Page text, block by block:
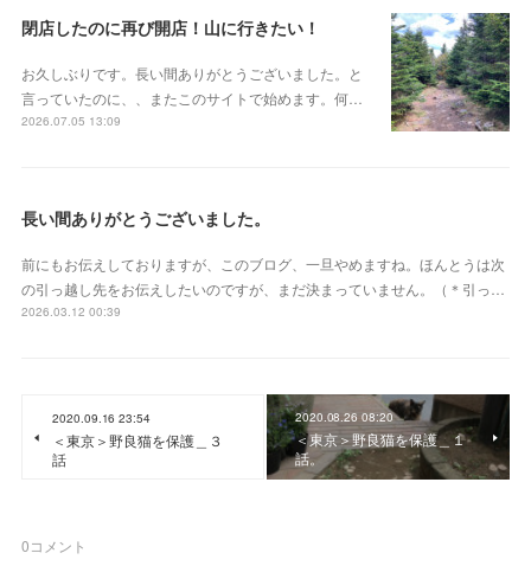
閉店したのに再び開店！山に行きたい！
お久しぶりです。長い間ありがとうございました。と
言っていたのに、、またこのサイトで始めます。何…
2026.07.05 13:09
長い間ありがとうございました。
前にもお伝えしておりますが、このブログ、一旦やめますね。ほんとうは次
の引っ越し先をお伝えしたいのですが、まだ決まっていません。（＊引っ…
2026.03.12 00:39
2020.09.16 23:54
＜東京＞野良猫を保護＿３
話
2020.08.26 08:20
＜東京＞野良猫を保護＿１
話。
0コメント